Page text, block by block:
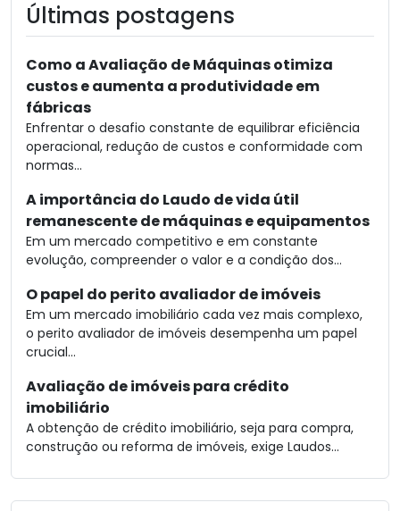
Últimas postagens
Como a Avaliação de Máquinas otimiza
custos e aumenta a produtividade em
fábricas
Enfrentar o desafio constante de equilibrar eficiência
operacional, redução de custos e conformidade com
normas...
A importância do Laudo de vida útil
remanescente de máquinas e equipamentos
Em um mercado competitivo e em constante
evolução, compreender o valor e a condição dos...
O papel do perito avaliador de imóveis
Em um mercado imobiliário cada vez mais complexo,
o perito avaliador de imóveis desempenha um papel
crucial...
Avaliação de imóveis para crédito
imobiliário
A obtenção de crédito imobiliário, seja para compra,
construção ou reforma de imóveis, exige Laudos...